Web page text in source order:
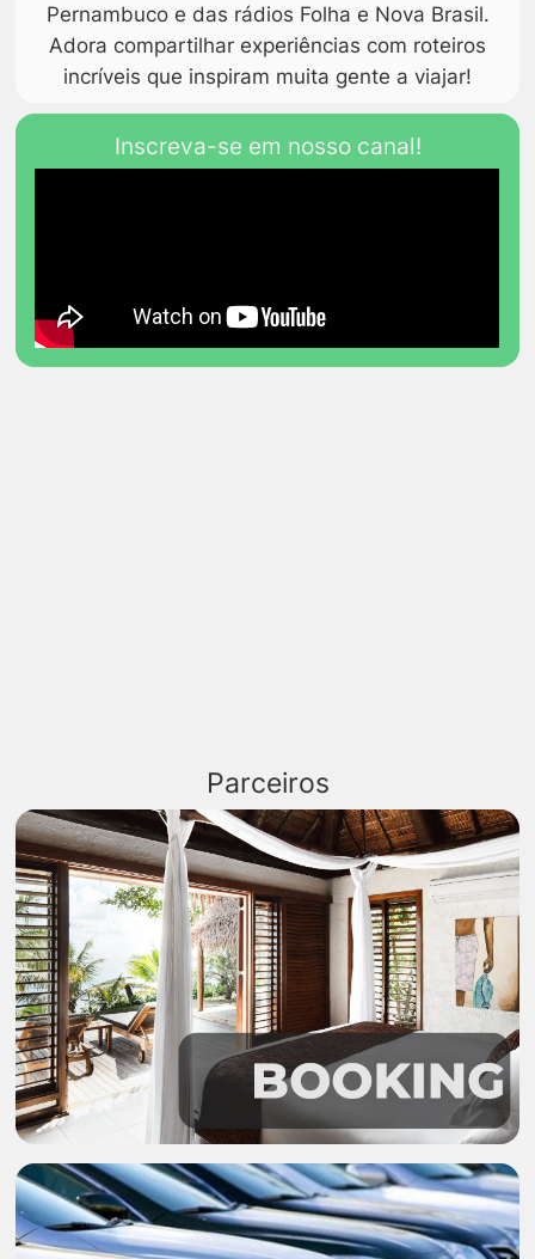
Pernambuco e das rádios Folha e Nova Brasil.
Adora compartilhar experiências com roteiros
incríveis que inspiram muita gente a viajar!
Inscreva-se em nosso canal!
Parceiros